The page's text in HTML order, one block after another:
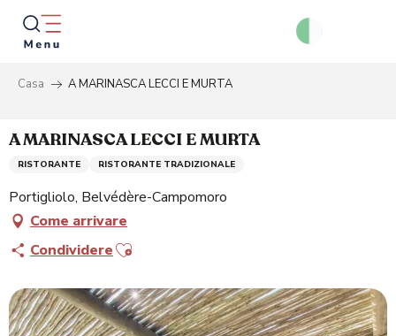
Aller
contenu
principal
Casa A MARINASCA LECCI E MURTA
A MARINASCA LECCI E MURTA
RISTORANTE RISTORANTE TRADIZIONALE
Portigliolo, Belvédère-Campomoro
Come arrivare
CondividereAjouter aux favoris